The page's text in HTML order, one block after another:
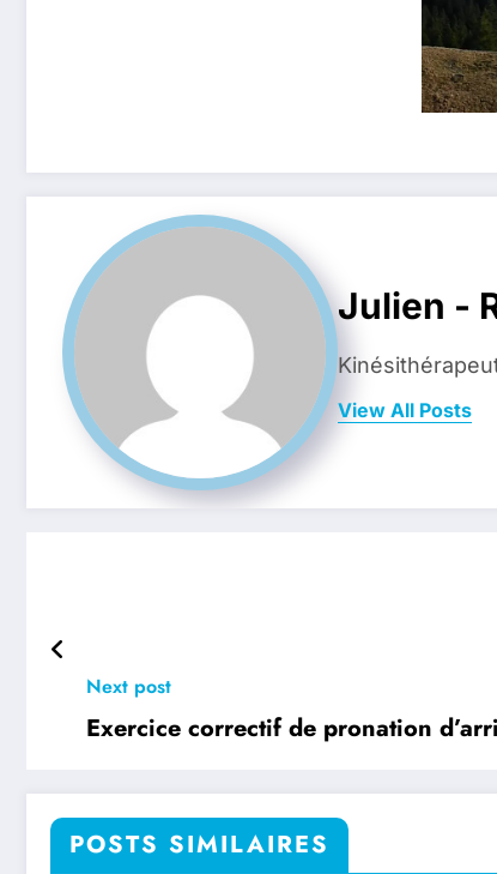
Julien -
View All Posts
Next post
Exercice correctif de pronation
POSTS SIMILAIRES